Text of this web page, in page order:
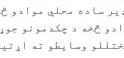
ساده محلي موادو
څخه د چکدمونو
وسایطو ته